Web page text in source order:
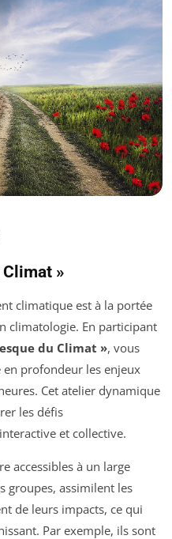
»
climatique est à la portée
climatologie. En participant
du Climat », vous
en profondeur les enjeux
Cet atelier dynamique
les défis
et collective.
accessibles à un large
groupes, assimilent les
de leurs impacts, ce qui
Par exemple, ils sont